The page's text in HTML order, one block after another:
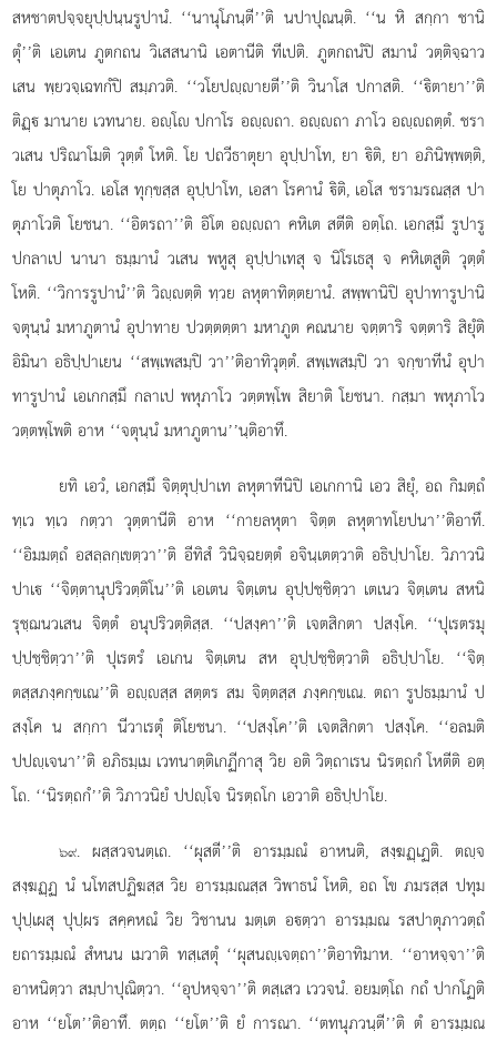
สหชาตปจฺจยุปฺปนฺนรูปานํ. ‘‘นานุโภนฺตี’’ติ นปาปุณนฺติ. ‘‘น หิ สกฺกา ชานิ
ตุํ’’ติ เอเตน ภูตกถน วิเสสนานิ เอตานีติ ทีเปติ. ภูตกถนํปิ สมานํ วตฺติจฺฉาว
เสน พฺยวจฺเฉทกํปิ สมฺภวติ. ‘‘วโยปฺายตี’’ติ วินาโส ปกาสติ. ‘‘ิตายา’’ติ
ติฏฺ มานาย เวทนาย. อฺโ ปกาโร อฺถา. อฺถา ภาโว อฺถตฺตํ. ชรา
วเสน ปริณาโมติ วุตฺตํ โหติ. โย ปถวีธาตุยา อุปฺปาโท, ยา ิติ, ยา อภินิพฺพตฺติ,
โย ปาตุภาโว. เอโส ทุกฺขสฺส อุปฺปาโท, เอสา โรคานํ ิติ, เอโส ชรามรณสฺส ปา
ตุภาโวติ โยชนา. ‘‘อิตรถา’’ติ อิโต อฺถา คหิเต สตีติ อตฺโถ. เอกสฺมึ รูปารู
ปกลาเป นานา ธมฺมานํ วเสน พหูสุ อุปฺปาเทสุ จ นิโรเธสุ จ คหิเตสูติ วุตฺตํ
โหติ. ‘‘วิการรูปานํ’’ติ วิฺตฺติ ทฺวย ลหุตาทิตฺตยานํ. สพฺพานิปิ อุปาทารูปานิ
จตุนฺนํ มหาภูตานํ อุปาทาย ปวตฺตตฺตา มหาภูต คณนาย จตฺตาริ จตฺตาริ สิยุํติ
อิมินา อธิปฺปาเยน ‘‘สพฺเพสมฺปิ วา’’ติอาทิวุตฺตํ. สพฺเพสมฺปิ วา จกฺขาทีนํ อุปา
ทารูปานํ เอเกกสฺมึ กลาเปพหุภาโว วตฺตพฺโพ สิยาติ โยชนา. กสฺมา พหุภาโว
วตฺตพฺโพติ อาห ‘‘จตุนฺนํ มหาภูตาน’’นฺติอาทึ.
ยทิ เอวํ, เอกสฺมึ จิตฺตุปฺปาเท ลหุตาทีนิปิ เอเกกานิ เอว สิยุํ, อถ กิมตฺถํ
ทฺเว ทฺเว กตฺวา วุตฺตานีติ อาห ‘‘กายลหุตา จิตฺต ลหุตาทโยปนา’’ติอาทึ.
‘‘อิมมตฺถํ อสลฺลกฺเขตฺวา’’ติ อีทิสํ วินิจฺฉยตฺตํ อจินฺเตตฺวาติ อธิปฺปาโย. วิภาวนิ
ปาเ ‘‘จิตฺตานุปริวตฺติโน’’ติ เอเตน จิตฺเตน อุปฺปชฺชิตฺวา เตเนว จิตฺเตน สหนิ
รุชฺฌนวเสน จิตฺตํ อนุปริวตฺติสฺส. ‘‘ปสงฺคา’’ติ เจตสิกตา ปสงฺโค. ‘‘ปุเรตรมุ
ปฺปชฺชิตฺวา’’ติ ปุเรตรํ เอเกน จิตฺเตน สห อุปฺปชฺชิตฺวาติ อธิปฺปาโย. ‘‘จิตฺ
ตสฺสภงฺคกฺขเณ’’ติ อฺสฺส สตฺตร สม จิตฺตสฺส ภงฺคกฺขเณ. ตถา รูปธมฺมานํ ป
สงฺโค น สกฺกา นีวาเรตุํ ติโยชนา. ‘‘ปสงฺโค’’ติ เจตสิกตา ปสงฺโค. ‘‘อลมติ
ปปฺเจนา’’ติ อภิธมฺเม เวทนาตฺติเกฏีกาสุ วิย อติ วิตฺถาเรน นิรตฺถกํ โหตีติ อตฺ
โถ. ‘‘นิรตฺถกํ’’ติ วิภาวนิยํ ปปฺโจ นิรตฺถโก เอวาติ อธิปฺปาโย.
๖๙. ผสฺสวจนตฺเถ. ‘‘ผุสตี’’ติ อารมฺมณํ อาหนติ, สงฺฆฏฺเฏติ. ตฺจ
สงฺฆฏฺฏ นํ นโทสปฏิฆสฺส วิย อารมฺมณสฺส วิพาธนํ โหติ, อถ โข ภมรสฺส ปทุม
ปุปฺเผสุ ปุปฺผร สคฺคหณํ วิย วิชานน มตฺเต อตฺวา อารมฺมณ รสปาตุภาวตฺถํ
ยถารมฺมณํ สํหนน เมวาติ ทสฺเสตุํ ‘‘ผุสนฺเจตฺถา’’ติอาทิมาห. ‘‘อาหจฺจา’’ติ
อาหนิตฺวา สมฺปาปุณิตฺวา. ‘‘อุปหจฺจา’’ติ ตสฺเสว เววจนํ. อยมตฺโถ กถํ ปากโฏติ
อาห ‘‘ยโต’’ติอาทึ. ตตฺถ ‘‘ยโต’’ติ ยํ การณา. ‘‘ตทนุภวนฺตี’’ติ ตํ อารมฺมณ